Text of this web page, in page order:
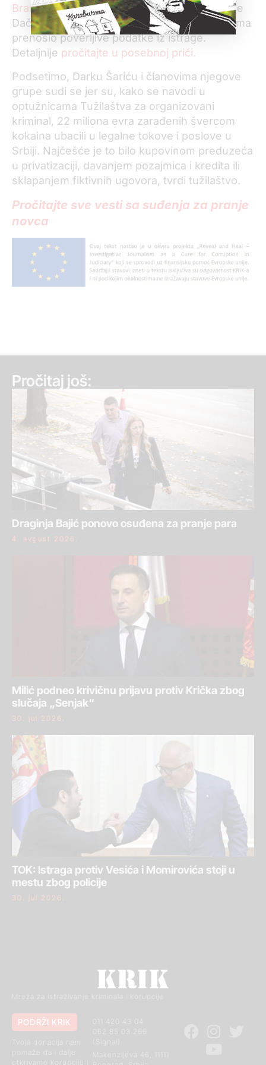
Branka Lazarevića, bivšeg šefa kabineta Ivice
Dačića, optuženog da je Šarićevim saradnicima
prenosio poverljive podatke iz istrage.
Detaljnije pročitajte u posebnoj priči.
Podsetimo, Darku Šariću i članovima njegove
grupe sudi se jer su, kako se navodi u
optužnicama Tužilaštva za organizovani
kriminal, 22 miliona evra zarađenih švercom
kokaina ubacili u legalne tokove i poslove u
Srbiji. Najčešće je to bilo kupovinom preduzeća
u privatizaciji, davanjem pozajmica i kredita ili
sklapanjem fiktivnih ugovora, tvrdi tužilaštvo.
Pročitajte sve vesti sa suđenja za pranje
novca
Pročitaj još:
Draginja Bajić ponovo osuđena za pranje para
4. avgust 2026.
Milić podneo krivičnu prijavu protiv Krička zbog
slučaja „Senjak“
30. jul 2026.
TOK: Istraga protiv Vesića i Momirovića stoji u
mestu zbog policije
30. jul 2026.
Mreža za istraživanje kriminala i korupcije
011 420 43 04
Makenzijeva 46, 11111
PODRŽI KRIK
otkrivamo korupciju i